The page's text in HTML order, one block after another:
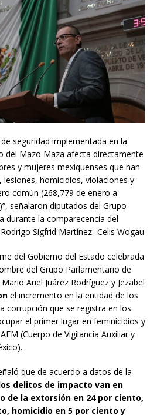
de seguridad implementada en la
del Mazo Maza afecta directamente
y mujeres mexiquenses que han
homicidios, violaciones y
común (268,779 de enero a
señalaron diputados del Grupo
durante la comparecencia del
Sigfrid Martínez- Celis Wogau
del Gobierno del Estado celebrada
del Grupo Parlamentario de
Ariel Juárez Rodríguez y Jezabel
el incremento en la entidad de los
corrupción que se registra en los
el primer lugar en feminicidios y
(Cuerpo de Vigilancia Auxiliar y
que de acuerdo a datos de la
delitos de impacto van en
de la extorsión en 24 por ciento,
homicidio en 5 por ciento y